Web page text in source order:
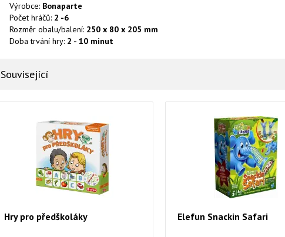
Výrobce: Bonaparte
Počet hráčů: 2 -6
Rozměr obalu/balení: 250 x 80 x 205 mm
Doba trvání hry: 2 - 10 minut
Související
Hry pro předškoláky Elefun Snackin Safari